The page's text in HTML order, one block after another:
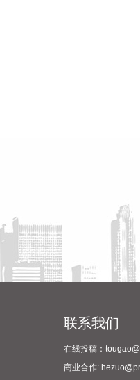
联系我们
在线投稿：
商业合作: